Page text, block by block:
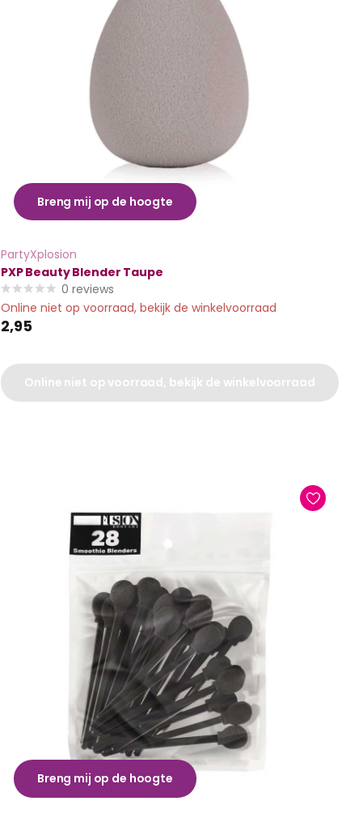
Breng mij op de hoogte
PartyXplosion
PXP Beauty Blender Taupe
0 reviews
Online niet op voorraad, bekijk de winkelvoorraad
2,95
Online niet op voorraad, bekijk de winkelvoorraad
Breng mij op de hoogte